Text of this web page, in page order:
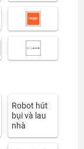
Robot hút
bụi và lau
nhà